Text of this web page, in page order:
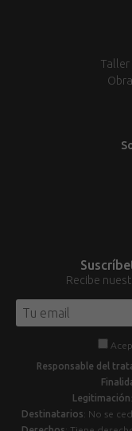
Taller
Recibe
Responsable del
Legitimación
Destinatarios: No se